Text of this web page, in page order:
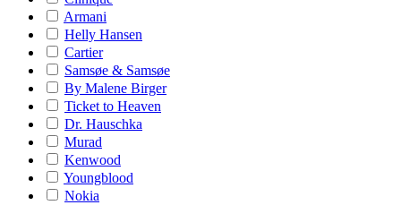
Armani
Helly Hansen
Cartier
Samsøe & Samsøe
By Malene Birger
Ticket to Heaven
Dr. Hauschka
Murad
Kenwood
Youngblood
Nokia